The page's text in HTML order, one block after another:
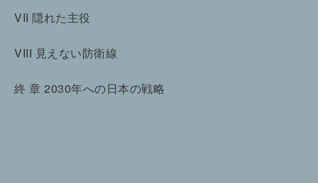
VII 隠れた主役
VIII 見えない防衛線
終 章 2030年への日本の戦略